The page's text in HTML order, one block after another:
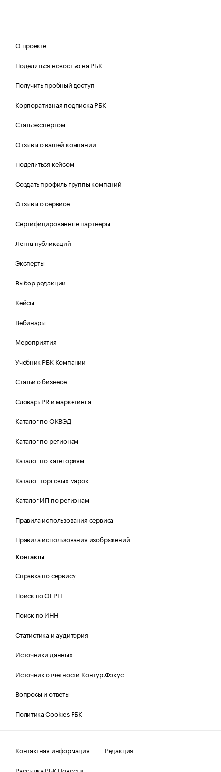
О проекте
Поделиться новостью на РБК
Получить пробный доступ
Корпоративная подписка РБК
Стать экспертом
Отзывы о вашей компании
Поделиться кейсом
Создать профиль группы компаний
Отзывы о сервисе
Сертифицированные партнеры
Лента публикаций
Эксперты
Выбор редакции
Кейсы
Вебинары
Мероприятия
Учебник РБК Компании
Статьи о бизнесе
Словарь PR и маркетинга
Каталог по ОКВЭД
Каталог по регионам
Каталог по категориям
Каталог торговых марок
Каталог ИП по регионам
Правила использования сервиса
Правила использования изображений
Контакты
Справка по сервису
Поиск по ОГРН
Поиск по ИНН
Статистика и аудитория
Источники данных
Источник отчетности Контур.Фокус
Вопросы и ответы
Политика Cookies РБК
Контактная информация
Редакция
Рассылка РБК Новости